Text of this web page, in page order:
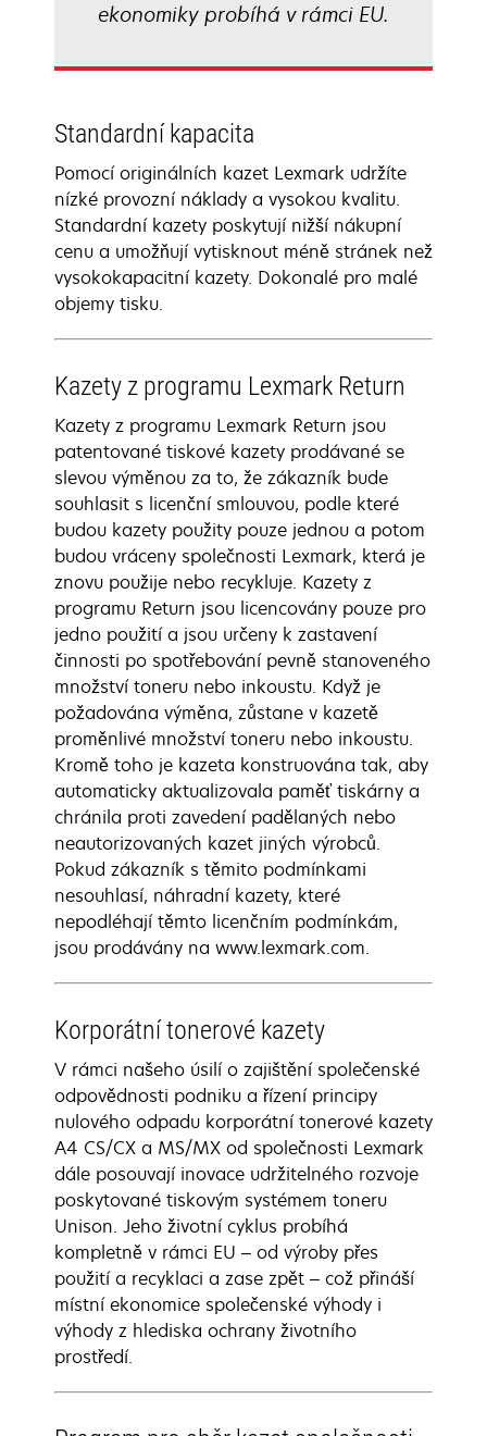
ekonomiky probíhá v rámci EU.
Standardní kapacita
Pomocí originálních kazet Lexmark udržíte
nízké provozní náklady a vysokou kvalitu.
Standardní kazety poskytují nižší nákupní
cenu a umožňují vytisknout méně stránek než
vysokokapacitní kazety. Dokonalé pro malé
objemy tisku.
Kazety z programu Lexmark Return
Kazety z programu Lexmark Return jsou
patentované tiskové kazety prodávané se
slevou výměnou za to, že zákazník bude
souhlasit s licenční smlouvou, podle které
budou kazety použity pouze jednou a potom
budou vráceny společnosti Lexmark, která je
znovu použije nebo recykluje. Kazety z
programu Return jsou licencovány pouze pro
jedno použití a jsou určeny k zastavení
činnosti po spotřebování pevně stanoveného
množství toneru nebo inkoustu. Když je
požadována výměna, zůstane v kazetě
proměnlivé množství toneru nebo inkoustu.
Kromě toho je kazeta konstruována tak, aby
automaticky aktualizovala paměť tiskárny a
chránila proti zavedení padělaných nebo
neautorizovaných kazet jiných výrobců.
Pokud zákazník s těmito podmínkami
nesouhlasí, náhradní kazety, které
nepodléhají těmto licenčním podmínkám,
jsou prodávány na www.lexmark.com.
Korporátní tonerové kazety
V rámci našeho úsilí o zajištění společenské
odpovědnosti podniku a řízení principy
nulového odpadu korporátní tonerové kazety
A4 CS/CX a MS/MX od společnosti Lexmark
dále posouvají inovace udržitelného rozvoje
poskytované tiskovým systémem toneru
Unison. Jeho životní cyklus probíhá
kompletně v rámci EU – od výroby přes
použití a recyklaci a zase zpět – což přináší
místní ekonomice společenské výhody i
výhody z hlediska ochrany životního
prostředí.